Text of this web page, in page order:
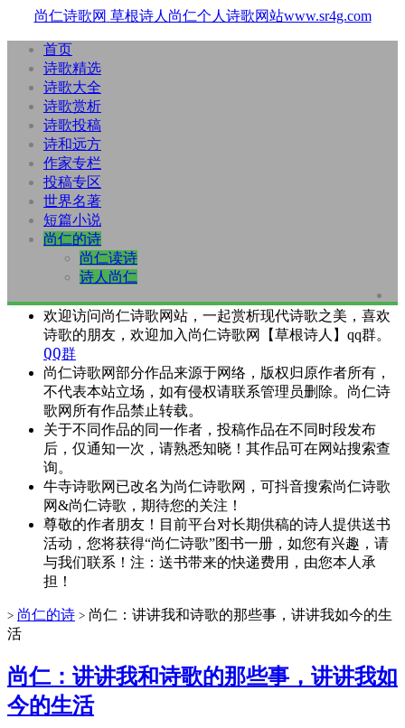
尚仁诗歌网 草根诗人尚仁个人诗歌网站www.sr4g.com
首页
诗歌精选
诗歌大全
诗歌赏析
诗歌投稿
诗和远方
作家专栏
投稿专区
世界名著
短篇小说
尚仁的诗
尚仁读诗
诗人尚仁
欢迎访问尚仁诗歌网站，一起赏析现代诗歌之美，喜欢
诗歌的朋友，欢迎加入尚仁诗歌网【草根诗人】qq群。
QQ群
尚仁诗歌网部分作品来源于网络，版权归原作者所有，
不代表本站立场，如有侵权请联系管理员删除。尚仁诗
歌网所有作品禁止转载。
关于不同作品的同一作者，投稿作品在不同时段发布
后，仅通知一次，请熟悉知晓！其作品可在网站搜索查
询。
牛寺诗歌网已改名为尚仁诗歌网，可抖音搜索尚仁诗歌
网&尚仁诗歌，期待您的关注！
尊敬的作者朋友！目前平台对长期供稿的诗人提供送书
活动，您将获得“尚仁诗歌”图书一册，如您有兴趣，请
与我们联系！注：送书带来的快递费用，由您本人承
担！
> 尚仁的诗 > 尚仁：讲讲我和诗歌的那些事，讲讲我如今的生
活
尚仁：讲讲我和诗歌的那些事，讲讲我如
今的生活